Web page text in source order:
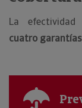
La
cuatro